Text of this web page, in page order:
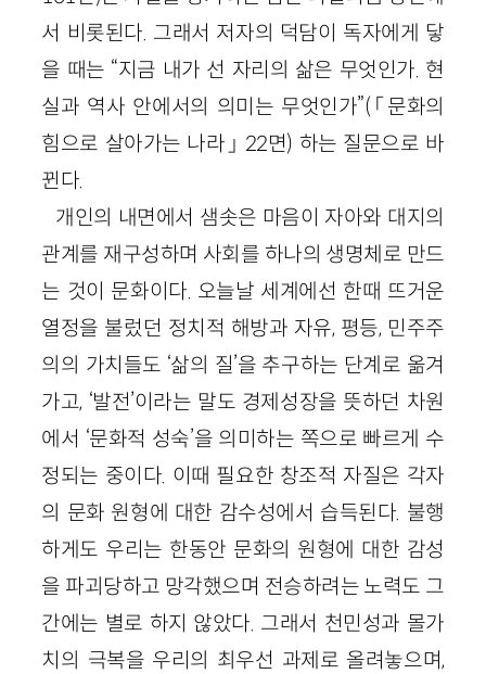
서 비롯된다. 그래서 저자의 덕담이 독자에게 닿
을 때는 “지금 내가 선 자리의 삶은 무엇인가. 현
실과 역사 안에서의 의미는 무엇인가”(「문화의
힘으로 살아가는 나라」 22면) 하는 질문으로 바
뀐다.
개인의 내면에서 샘솟은 마음이 자아와 대지의
관계를 재구성하며 사회를 하나의 생명체로 만드
는 것이 문화이다. 오늘날 세계에선 한때 뜨거운
열정을 불렀던 정치적 해방과 자유, 평등, 민주주
의의 가치들도 ‘삶의 질’을 추구하는 단계로 옮겨
가고, ‘발전’이라는 말도 경제성장을 뜻하던 차원
에서 ‘문화적 성숙’을 의미하는 쪽으로 빠르게 수
정되는 중이다. 이때 필요한 창조적 자질은 각자
의 문화 원형에 대한 감수성에서 습득된다. 불행
하게도 우리는 한동안 문화의 원형에 대한 감성
을 파괴당하고 망각했으며 전승하려는 노력도 그
간에는 별로 하지 않았다. 그래서 천민성과 몰가
치의 극복을 우리의 최우선 과제로 올려놓으며,